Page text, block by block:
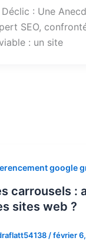
Déclic : Une
SEO,
: un site
google
carrousels :
sites web ?
/février